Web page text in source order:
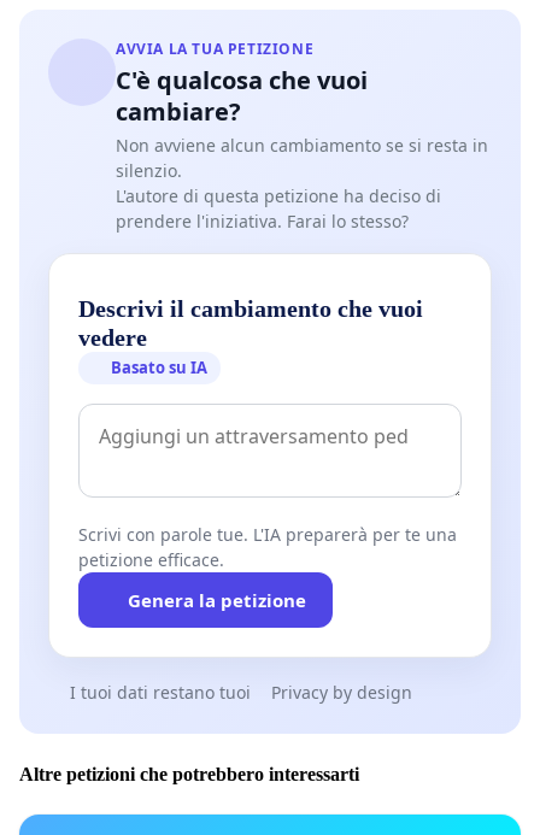
AVVIA LA TUA PETIZIONE
C'è qualcosa che vuoi
cambiare?
Non avviene alcun cambiamento se si resta in
silenzio.
L'autore di questa petizione ha deciso di
prendere l'iniziativa. Farai lo stesso?
Descrivi il cambiamento che vuoi
vedere
Basato su IA
Scrivi con parole tue. L'IA preparerà per te una
petizione efficace.
Genera la petizione
I tuoi dati restano tuoi Privacy by design
Altre petizioni che potrebbero interessarti